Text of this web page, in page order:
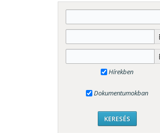
Hírekben
Dokumentumokban